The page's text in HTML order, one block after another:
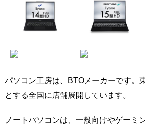
パソコン工房は、BTOメーカーです。
とする全国に店舗展開しています。
ノートパソコンは、一般向けやゲーミ